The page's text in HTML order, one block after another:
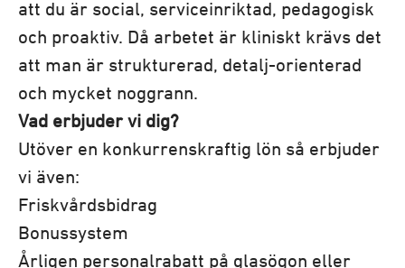
att du är social, serviceinriktad, pedagogisk
och proaktiv. Då arbetet är kliniskt krävs det
att man är strukturerad, detalj-orienterad
och mycket noggrann.
Vad erbjuder vi dig?
Utöver en konkurrenskraftig lön så erbjuder
vi även:
Friskvårdsbidrag
Bonussystem
Årligen personalrabatt på glasögon eller